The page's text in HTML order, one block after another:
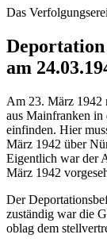
Das
am
Am 23. März 1942
aus Mainfranken in
einfinden. Hier
März 1942 über
Eigentlich war der
März 1942
Der
zuständig war die
oblag dem